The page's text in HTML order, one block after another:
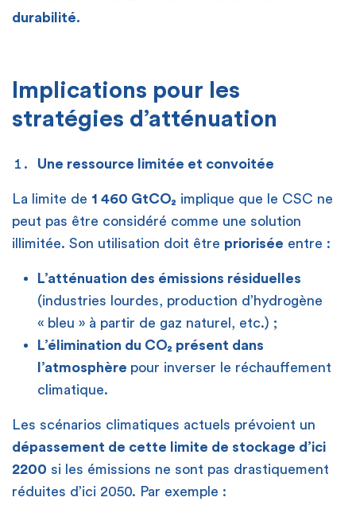
durabilité.
Implications pour les
stratégies d’atténuation
Une ressource limitée et convoitée
La limite de 1 460 GtCO₂ implique que le CSC ne
peut pas être considéré comme une solution
illimitée. Son utilisation doit être priorisée entre :
L’atténuation des émissions résiduelles
(industries lourdes, production d’hydrogène
« bleu » à partir de gaz naturel, etc.) ;
L’élimination du CO₂ présent dans
l’atmosphère pour inverser le réchauffement
climatique.
Les scénarios climatiques actuels prévoient un
dépassement de cette limite de stockage d’ici
2200 si les émissions ne sont pas drastiquement
réduites d’ici 2050. Par exemple :